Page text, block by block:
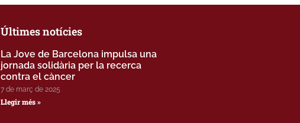
Últimes notícies
La Jove de Barcelona impulsa una
jornada solidària per la recerca
contra el càncer
7 de març de 2025
Llegir més »